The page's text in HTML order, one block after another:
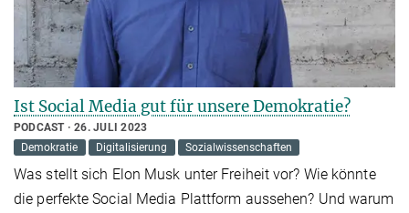
Ist Social Media gut für unsere Demokratie?
PODCAST
26. JULI 2023
Demokratie
Digitalisierung Sozialwissenschaften
Was stellt sich Elon Musk unter Freiheit vor? Wie könnte
die perfekte Social Media Plattform aussehen? Und warum